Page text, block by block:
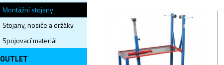
Montážní stojany
Stojany, nosiče a držáky
Spojovací materiál
OUTLET